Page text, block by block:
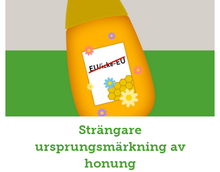
Strängare
ursprungsmärkning av
honung